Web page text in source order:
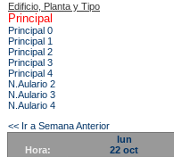
Edificio, Planta y Tipo
Principal
Principal 0
Principal 1
Principal 2
Principal 3
Principal 4
N.Aulario 2
N.Aulario 3
N.Aulario 4
<< Ir a Semana Anterior
Hora:
lun
22 oct